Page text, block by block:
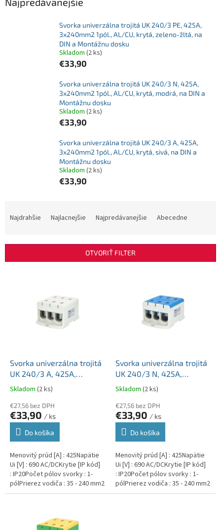
Svorka univerzálna trojitá UK 240/3 PE, 425A,
3x240mm2 1pól., AL/CU, krytá, zeleno-žltá, na
DIN a Montážnu dosku
Skladom (2 ks)
€33,90
Svorka univerzálna trojitá UK 240/3 N, 425A,
3x240mm2 1pól., AL/CU, krytá, modrá, na DIN a
Montážnu dosku
Skladom (2 ks)
€33,90
Svorka univerzálna trojitá UK 240/3 A, 425A,
3x240mm2 1pól., AL/CU, krytá, sivá, na DIN a
Montážnu dosku
Skladom (2 ks)
€33,90
i
Najdrahšie Najlacnejšie Najpredávanejšie Abecedne
OTVORIŤ FILTER
Svorka univerzálna trojitá
UK 240/3 A, 425A,
3x240mm2 1pól., AL/CU,
krytá, sivá, na DIN a
Montážnu dosku
Skladom (2 ks)
€27,56 bez DPH
€33,90 / ks
Do košíka
Menovitý prúd [A] : 425Napätie
Ui [V] : 690 AC/DCKrytie [IP kód]
: IP20Počet pólov svorky : 1-
pólPrierez vodiča : 35 - 240 mm2
Svorka univerzálna trojitá
UK 240/3 N, 425A,
3x240mm2 1pól., AL/CU,
krytá, modrá, na DIN a
Montážnu dosku
Skladom (2 ks)
€27,56 bez DPH
€33,90 / ks
Do košíka
Menovitý prúd [A] : 425Napätie
Ui [V] : 690 AC/DCKrytie [IP kód]
: IP20Počet pólov svorky : 1-
pólPrierez vodiča : 35 - 240 mm2